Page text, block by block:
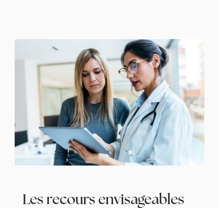
Les recours envisageables